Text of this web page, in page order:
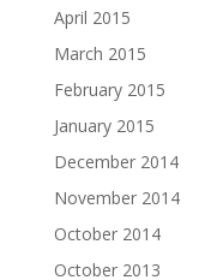
April 2015
March 2015
February 2015
January 2015
December 2014
November 2014
October 2014
October 2013